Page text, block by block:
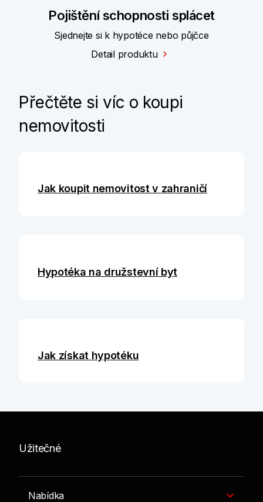
Pojištění schopnosti splácet
Sjednejte si k hypotéce nebo půjčce
Detail produktu
Přečtěte si víc o koupi
nemovitosti
Jak koupit nemovitost v zahraničí
Hypotéka na družstevní byt
Jak získat hypotéku
Užitečné
Nabídka